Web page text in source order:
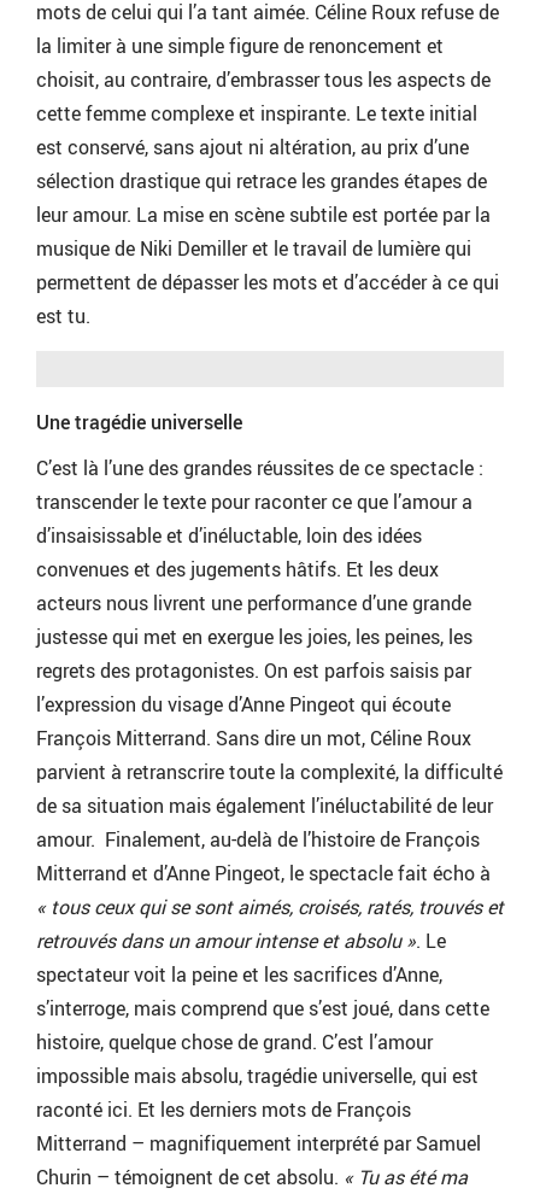
mots de celui qui l’a tant aimée. Céline Roux refuse de
la limiter à une simple figure de renoncement et
choisit, au contraire, d’embrasser tous les aspects de
cette femme complexe et inspirante. Le texte initial
est conservé, sans ajout ni altération, au prix d’une
sélection drastique qui retrace les grandes étapes de
leur amour. La mise en scène subtile est portée par la
musique de Niki Demiller et le travail de lumière qui
permettent de dépasser les mots et d’accéder à ce qui
est tu.
Une tragédie universelle
C’est là l’une des grandes réussites de ce spectacle :
transcender le texte pour raconter ce que l’amour a
d’insaisissable et d’inéluctable, loin des idées
convenues et des jugements hâtifs. Et les deux
acteurs nous livrent une performance d’une grande
justesse qui met en exergue les joies, les peines, les
regrets des protagonistes. On est parfois saisis par
l’expression du visage d’Anne Pingeot qui écoute
François Mitterrand. Sans dire un mot, Céline Roux
parvient à retranscrire toute la complexité, la difficulté
de sa situation mais également l’inéluctabilité de leur
amour. Finalement, au-delà de l’histoire de François
Mitterrand et d’Anne Pingeot, le spectacle fait écho à
« tous ceux qui se sont aimés, croisés, ratés, trouvés et
retrouvés dans un amour intense et absolu ». Le
spectateur voit la peine et les sacrifices d’Anne,
s’interroge, mais comprend que s’est joué, dans cette
histoire, quelque chose de grand. C’est l’amour
impossible mais absolu, tragédie universelle, qui est
raconté ici. Et les derniers mots de François
Mitterrand – magnifiquement interprété par Samuel
Churin – témoignent de cet absolu. « Tu as été ma